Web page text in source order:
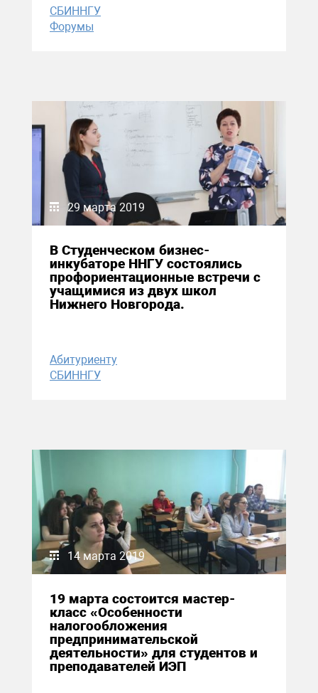
СБИННГУ
Форумы
29 марта 2019
В Студенческом бизнес-
инкубаторе ННГУ состоялись
профориентационные встречи с
учащимися из двух школ
Нижнего Новгорода.
Абитуриенту
СБИННГУ
14 марта 2019
19 марта состоится мастер-
класс «Особенности
налогообложения
предпринимательской
деятельности» для студентов и
преподавателей ИЭП